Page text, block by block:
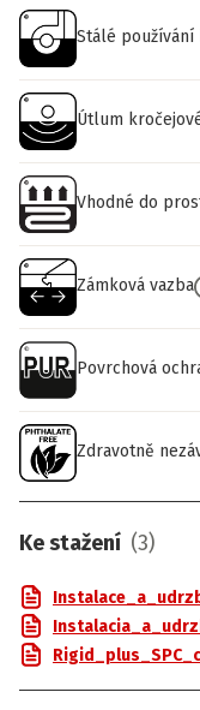
Stálé
Útlum
Vhodné do
Zámková vazba
Povrchová
Zdravotně
Ke stažení (3)